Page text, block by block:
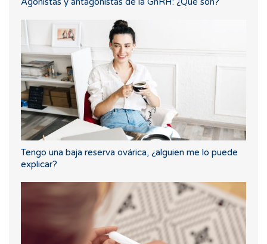
Tengo una baja reserva ovárica, ¿alguien me lo puede
explicar?